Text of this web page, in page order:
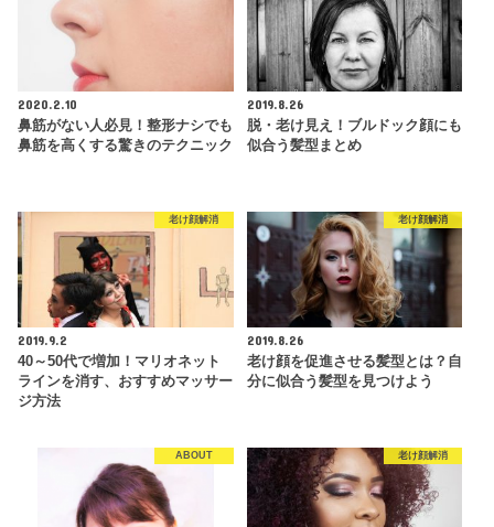
2020.2.10
鼻筋がない人必見！整形ナシでも
鼻筋を高くする驚きのテクニック
2019.8.26
脱・老け見え！ブルドック顔にも
似合う髪型まとめ
老け顔解消
2019.9.2
40～50代で増加！マリオネット
ラインを消す、おすすめマッサー
ジ方法
老け顔解消
2019.8.26
老け顔を促進させる髪型とは？自
分に似合う髪型を見つけよう
ABOUT 老け顔解消